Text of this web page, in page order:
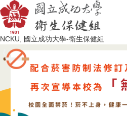
跳
到
主
要
內
容
區
NCKU, 國立成功大學-衛生保健組